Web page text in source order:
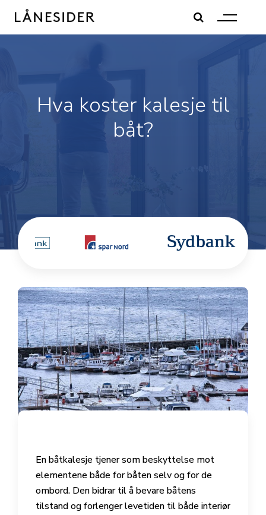
content
Hva koster kalesje til
båt?
En båtkalesje tjener som beskyttelse mot
elementene både for båten selv og for de
ombord. Den bidrar til å bevare båtens
tilstand og forlenger levetiden til både interiør